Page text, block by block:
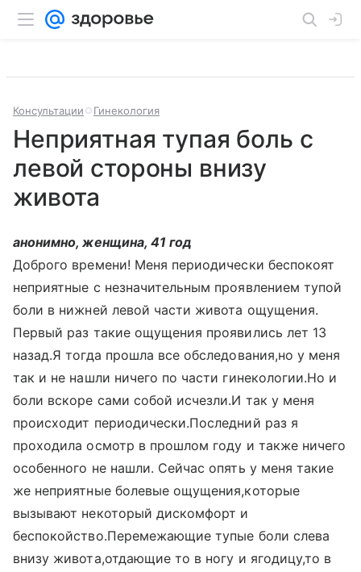
Консультации Гинекология
Неприятная тупая боль с
левой стороны внизу
живота
анонимно, женщина, 41 год
Доброго времени! Меня периодически беспокоят
неприятные с незначительным проявлением тупой
боли в нижней левой части живота ощущения.
Первый раз такие ощущения проявились лет 13
назад.Я тогда прошла все обследования,но у меня
так и не нашли ничего по части гинекологии.Но и
боли вскоре сами собой исчезли.И так у меня
происходит периодически.Последний раз я
проходила осмотр в прошлом году и также ничего
особенного не нашли. Сейчас опять у меня такие
же неприятные болевые ощущения,которые
вызывают некоторый дискомфорт и
беспокойство.Перемежающие тупые боли слева
внизу живота,отдающие то в ногу и ягодицу,то в